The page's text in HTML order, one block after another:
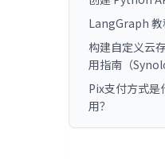
LangGraph 教
构建自定义云
用指南（
Pix支付方式是
用？